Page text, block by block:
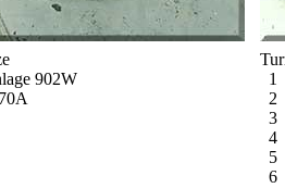
902W
1
2
3
4
5
6